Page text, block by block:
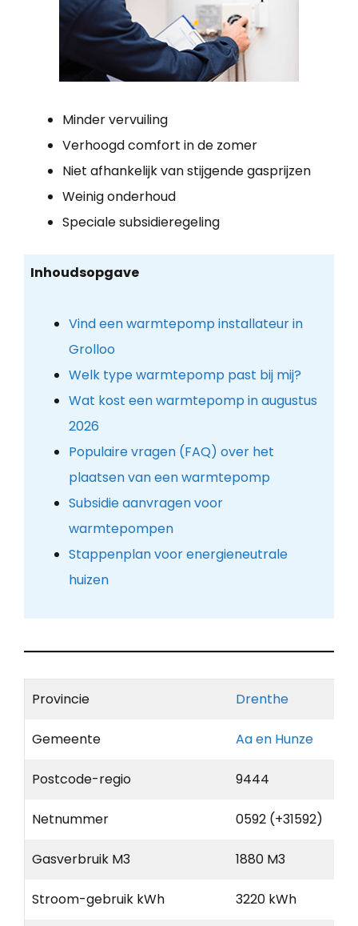
Minder vervuiling
Verhoogd comfort in de zomer
Niet afhankelijk van stijgende gasprijzen
Weinig onderhoud
Speciale subsidieregeling
Inhoudsopgave
Vind een warmtepomp installateur in
Grolloo
Welk type warmtepomp past bij mij?
Wat kost een warmtepomp in augustus
2026
Populaire vragen (FAQ) over het
plaatsen van een warmtepomp
Subsidie aanvragen voor
warmtepompen
Stappenplan voor energieneutrale
huizen
Provincie Drenthe
Gemeente Aa en Hunze
Postcode-regio 9444
Netnummer 0592 (+31592)
Gasverbruik M3 1880 M3
Stroom-gebruik kWh 3220 kWh